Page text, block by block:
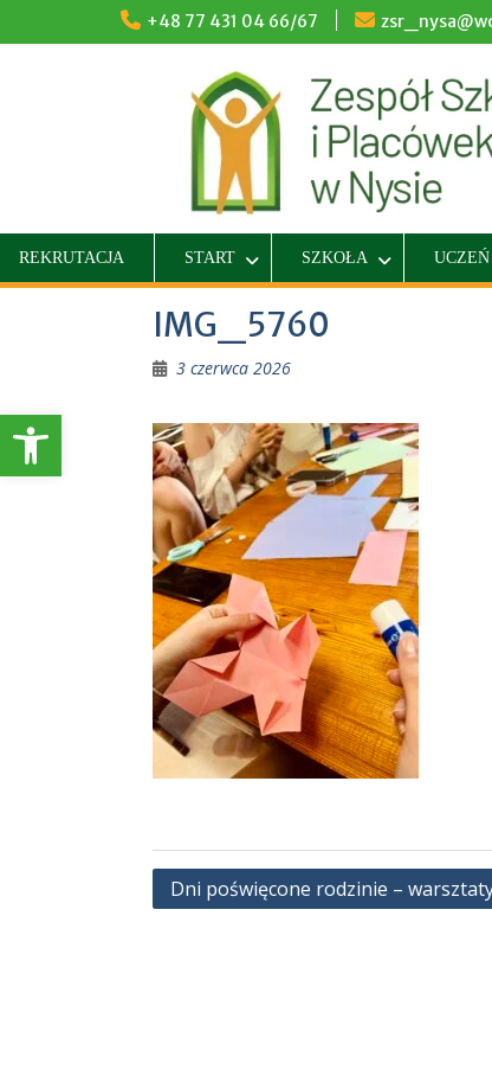
Otwórz pasek narzędzi
+48 77 431 04 66/67
REKRUTACJA START SZKOŁA UCZEŃ
IMG_5760
3 czerwca 2026
Nawigacja
Dni poświęcone rodzinie –